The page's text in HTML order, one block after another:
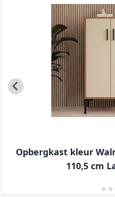
Opbergkast kleur
110,5 cm